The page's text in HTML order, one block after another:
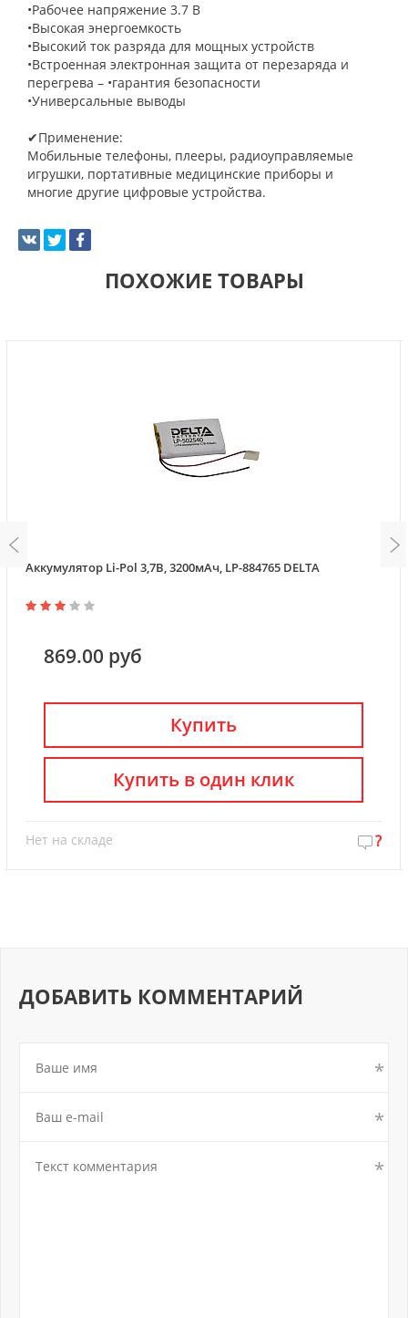
•Рабочее напряжение 3.7 В
•Высокая энергоемкость
•Высокий ток разряда для мощных устройств
•Встроенная электронная защита от перезаряда и
перегрева – •гарантия безопасности
•Универсальные выводы
✔Применение:
Мобильные телефоны, плееры, радиоуправляемые
игрушки, портативные медицинские приборы и
многие другие цифровые устройства.
ПОХОЖИЕ ТОВАРЫ
Аккумулятор Li-Pol 3,7В, 3200мАч, LP-884765 DELTA
869.00 руб
Купить
Нет на складе ?
Купить в один клик
ДОБАВИТЬ КОММЕНТАРИЙ